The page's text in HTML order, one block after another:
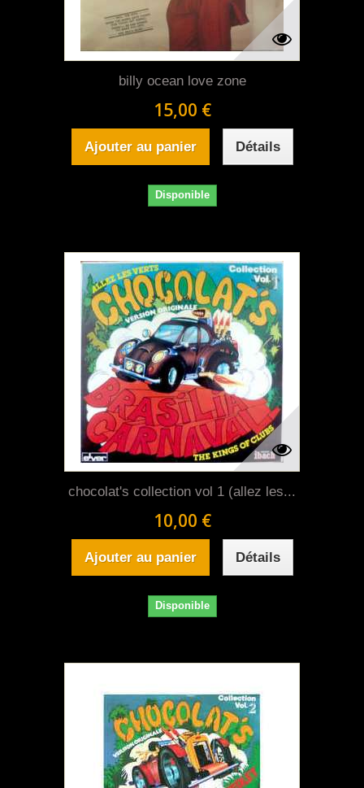
billy ocean love zone
15,00 €
Ajouter au panier Détails
Disponible
chocolat's collection vol 1 (allez les...
10,00 €
Ajouter au panier Détails
Disponible